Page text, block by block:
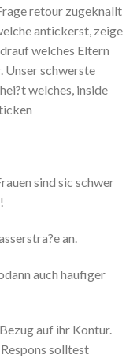
retour zugeknallt
antickerst, zeige
welches Eltern
Unser schwerste
welches, inside
sind sic schwer
an.
auch haufiger
auf ihr Kontur.
solltest